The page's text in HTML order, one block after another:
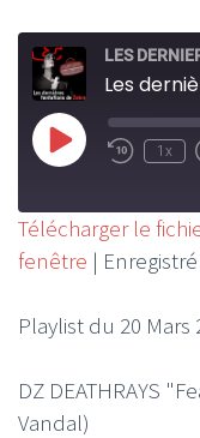
LES
Play
EpisodeRewind
1x
RSS FEED
SHARE
Télécharger le
fenêtre |
Playlist du 20 Mars
DZ DEATHRAYS
Vandal)